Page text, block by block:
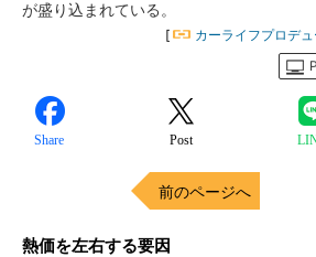
が盛り込まれている。
[ カーライフプロデ
Share Post
前のページへ
熱価を左右する要因